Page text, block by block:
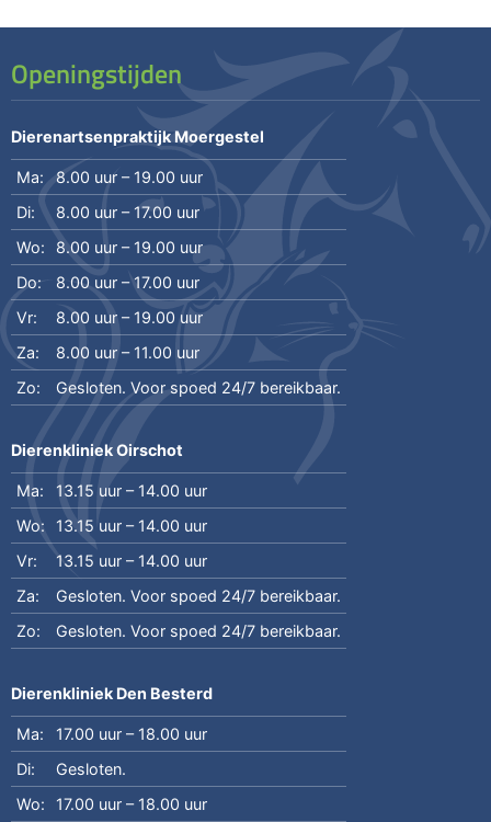
Openingstijden
Dierenartsenpraktijk Moergestel
Ma:
8.00 uur – 19.00 uur
Di:
8.00 uur – 17.00 uur
Wo:
8.00 uur – 19.00 uur
Do:
8.00 uur – 17.00 uur
Vr:
8.00 uur – 19.00 uur
Za:
8.00 uur – 11.00 uur
Zo:
Gesloten. Voor spoed 24/7 bereikbaar.
Dierenkliniek Oirschot
Ma:
13.15 uur – 14.00 uur
Wo:
13.15 uur – 14.00 uur
Vr:
13.15 uur – 14.00 uur
Za:
Gesloten. Voor spoed 24/7 bereikbaar.
Zo:
Gesloten. Voor spoed 24/7 bereikbaar.
Dierenkliniek Den Besterd
Ma:
17.00 uur – 18.00 uur
Di:
Gesloten.
Wo:
17.00 uur – 18.00 uur